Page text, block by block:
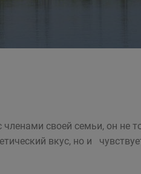
своей семьи, он не
вкус, но и